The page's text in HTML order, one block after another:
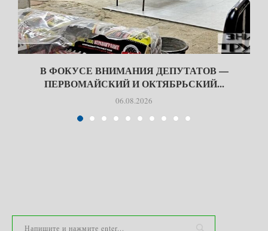
В ФОКУСЕ ВНИМАНИЯ ДЕПУТАТОВ —
ПЕРВОМАЙСКИЙ И ОКТЯБРЬСКИЙ...
06.08.2026